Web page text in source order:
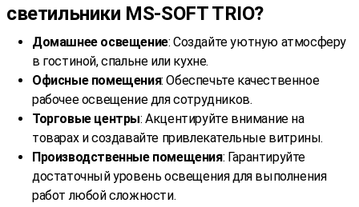
светильники MS-SOFT TRIO?
Домашнее освещение: Создайте уютную атмосферу
в гостиной, спальне или кухне.
Офисные помещения: Обеспечьте качественное
рабочее освещение для сотрудников.
Торговые центры: Акцентируйте внимание на
товарах и создавайте привлекательные витрины.
Производственные помещения: Гарантируйте
достаточный уровень освещения для выполнения
работ любой сложности.